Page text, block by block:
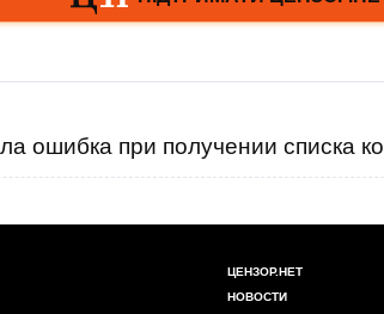
ошибка при получении списка
ЦЕНЗОР.НЕТ
НОВОСТИ